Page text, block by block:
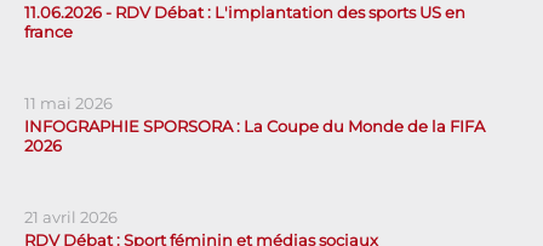
11.06.2026 - RDV Débat : L'implantation des sports US en
france
11 mai 2026
INFOGRAPHIE SPORSORA : La Coupe du Monde de la FIFA
2026
21 avril 2026
RDV Débat : Sport féminin et médias sociaux